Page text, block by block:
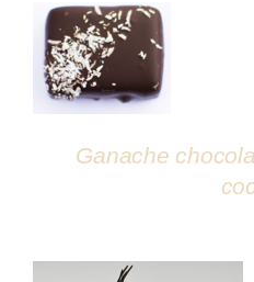
DÉTAILS
Ganache